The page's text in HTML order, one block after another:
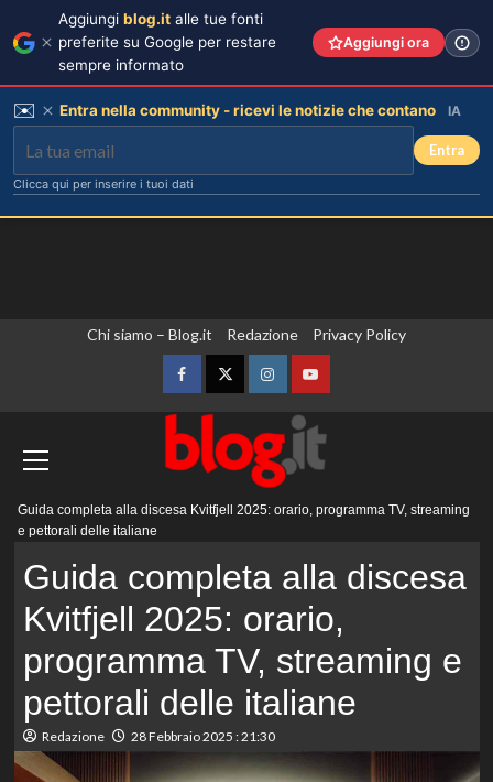
Chi siamo – Blog.it Redazione Privacy Policy
FacebookTwitterInstagramYouTube
principale
Guida completa alla discesa Kvitfjell 2025: orario, programma TV, streaming
e pettorali delle italiane
Guida completa alla discesa
Kvitfjell 2025: orario,
programma TV, streaming e
pettorali delle italiane
Redazione 28 Febbraio 2025 : 21:30
Aggiungi blog.it alle tue fonti
preferite su Google per restare
sempre informato
Aggiungi ora
✉️ Entra nella community - ricevi le notizie che contano IA
Entra
Clicca qui per inserire i tuoi dati